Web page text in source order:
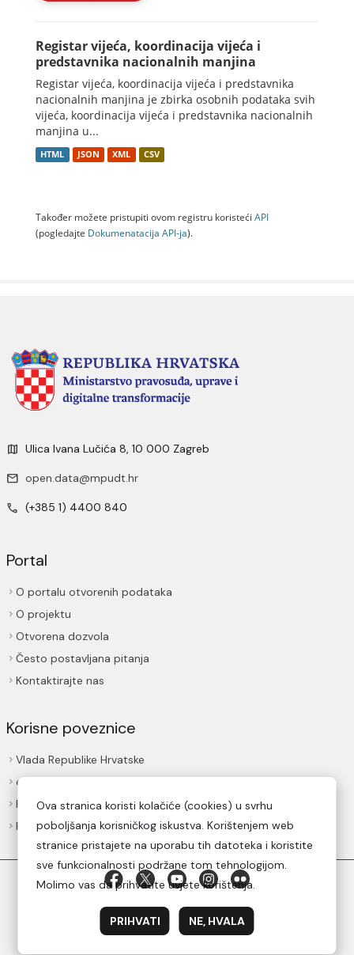
Registar vijeća, koordinacija vijeća i
predstavnika nacionalnih manjina
Registar vijeća, koordinacija vijeća i predstavnika
nacionalnih manjina je zbirka osobnih podataka svih
vijeća, koordinacija vijeća i predstavnika nacionalnih
manjina u...
HTML JSON XML CSV
Također možete pristupiti ovom registru koristeći API
(pogledajte Dokumenаtаcijа API-jа).